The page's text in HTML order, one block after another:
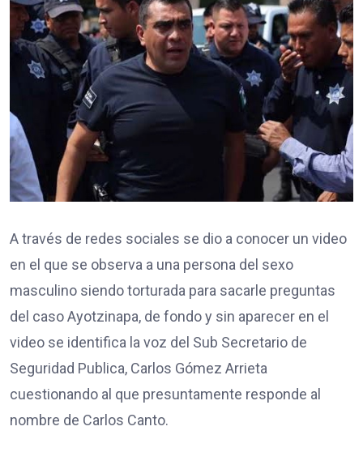
A través de redes sociales se dio a conocer un video
en el que se observa a una persona del sexo
masculino siendo torturada para sacarle preguntas
del caso Ayotzinapa, de fondo y sin aparecer en el
video se identifica la voz del Sub Secretario de
Seguridad Publica, Carlos Gómez Arrieta
cuestionando al que presuntamente responde al
nombre de Carlos Canto.